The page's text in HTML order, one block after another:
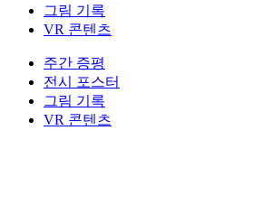
그림 기록
VR 콘텐츠
주간 증평
전시 포스터
그림 기록
VR 콘텐츠